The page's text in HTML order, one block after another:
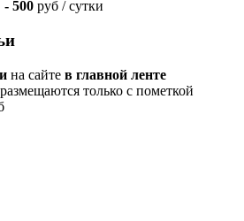
500 руб / сутки
на сайте в главной ленте
только с пометкой